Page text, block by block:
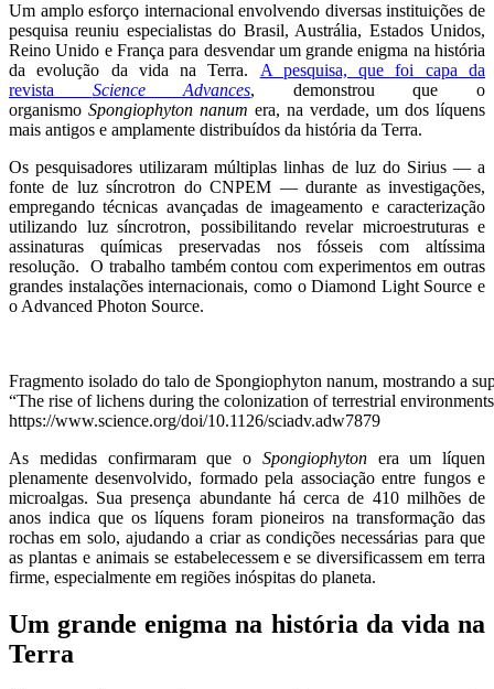
Um amplo esforço internacional envolvendo diversas instituições de
pesquisa reuniu especialistas do Brasil, Austrália, Estados Unidos,
Reino Unido e França para desvendar um grande enigma na história
da evolução da vida na Terra. A pesquisa, que foi capa da
revista Science Advances, demonstrou que o
organismo Spongiophyton nanum era, na verdade, um dos líquens
mais antigos e amplamente distribuídos da história da Terra.
Os pesquisadores utilizaram múltiplas linhas de luz do Sirius — a
fonte de luz síncrotron do CNPEM — durante as investigações,
empregando técnicas avançadas de imageamento e caracterização
utilizando luz síncrotron, possibilitando revelar microestruturas e
assinaturas químicas preservadas nos fósseis com altíssima
resolução. O trabalho também contou com experimentos em outras
grandes instalações internacionais, como o Diamond Light Source e
o Advanced Photon Source.
Fragmento isolado do talo de Spongiophyton nanum, mostrando a
“The rise of lichens during the colonization of terrestrial
https://www.science.org/doi/10.1126/sciadv.adw7879
As medidas confirmaram que o Spongiophyton era um líquen
plenamente desenvolvido, formado pela associação entre fungos e
microalgas. Sua presença abundante há cerca de 410 milhões de
anos indica que os líquens foram pioneiros na transformação das
rochas em solo, ajudando a criar as condições necessárias para que
as plantas e animais se estabelecessem e se diversificassem em terra
firme, especialmente em regiões inóspitas do planeta.
Um grande enigma na história da vida na
Terra